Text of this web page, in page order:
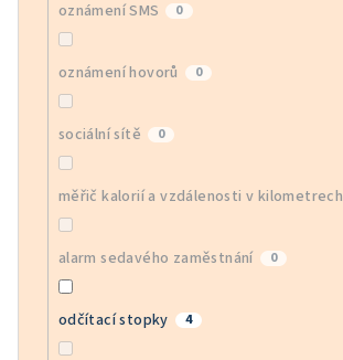
oznámení SMS 0
oznámení hovorů 0
sociální sítě 0
měřič kalorií a vzdálenosti v kilometrech
alarm sedavého zaměstnání 0
odčítací stopky 4